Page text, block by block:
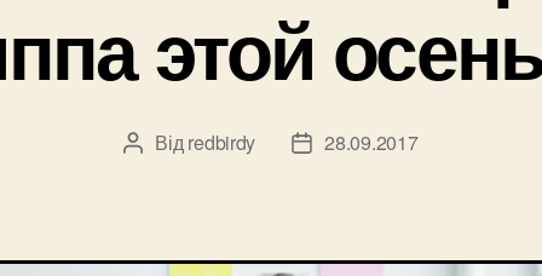
этой
Автор
Від redbirdy
Дата28.09.2017